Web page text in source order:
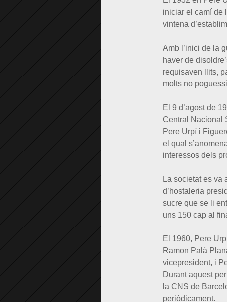
iniciar el camí de
vintena
Amb l’inici de la
haver de
requisaven llits,
molts no
El 9 d’agost de
Central Nacional
Pere Urpí i
el qual
interessos dels
La societat es va
d’hostaleria
sucre que se li
uns 150 cap al
El 1960, Pere
Ramon Palà
vicepresident, i
Durant aquest
la CNS de
periòdicament.